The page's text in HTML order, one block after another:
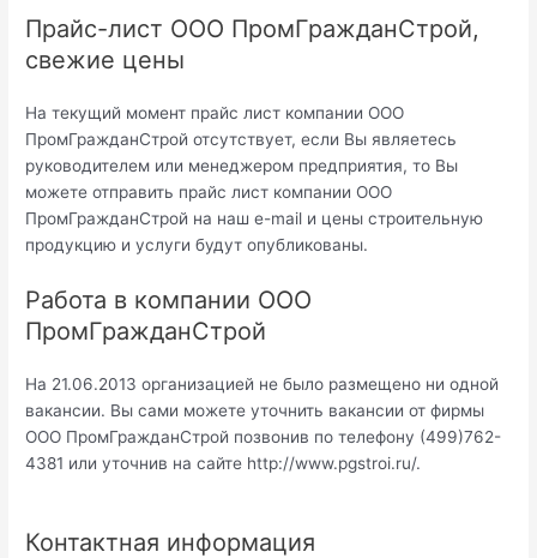
Прайс-лист ООО ПромГражданСтрой,
свежие цены
На текущий момент прайс лист компании ООО
ПромГражданСтрой отсутствует, если Вы являетесь
руководителем или менеджером предприятия, то Вы
можете отправить прайс лист компании ООО
ПромГражданСтрой на наш e-mail и цены строительную
продукцию и услуги будут опубликованы.
Работа в компании ООО
ПромГражданСтрой
На 21.06.2013 организацией не было размещено ни одной
вакансии. Вы сами можете уточнить вакансии от фирмы
ООО ПромГражданСтрой позвонив по телефону (499)762-
4381 или уточнив на сайте http://www.pgstroi.ru/.
Контактная информация